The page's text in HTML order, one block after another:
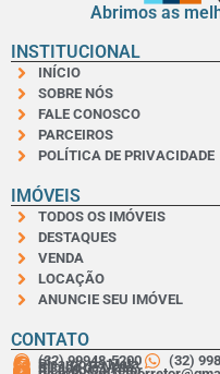
Abrimos as
INSTITUCIONAL
INÍCIO
SOBRE NÓS
FALE CONOSCO
PARCEIROS
POLÍTICA DE PRIVACIDADE
IMÓVEIS
TODOS OS IMÓVEIS
DESTAQUES
VENDA
LOCAÇÃO
ANUNCIE SEU IMÓVEL
CONTATO
(32) 99948-5200 (32)
Ricardo da Mata
Ricado da Mata
Ricardo Corretor